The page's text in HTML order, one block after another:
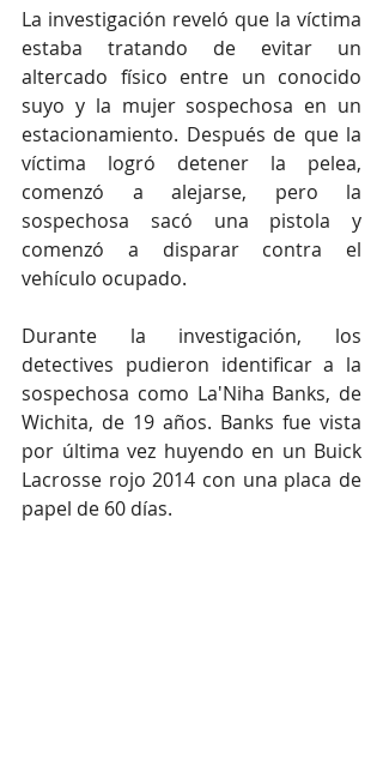
La investigación reveló que la víctima
estaba tratando de evitar un
altercado físico entre un conocido
suyo y la mujer sospechosa en un
estacionamiento. Después de que la
víctima logró detener la pelea,
comenzó a alejarse, pero la
sospechosa sacó una pistola y
comenzó a disparar contra el
vehículo ocupado.
Durante la investigación, los
detectives pudieron identificar a la
sospechosa como La'Niha Banks, de
Wichita, de 19 años. Banks fue vista
por última vez huyendo en un Buick
Lacrosse rojo 2014 con una placa de
papel de 60 días.